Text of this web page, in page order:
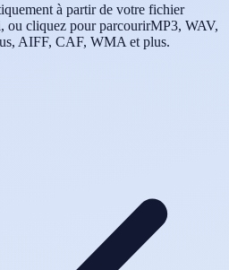
à partir de votre fichier
ou cliquez pour parcourirMP3, WAV,
AIFF, CAF, WMA et plus.